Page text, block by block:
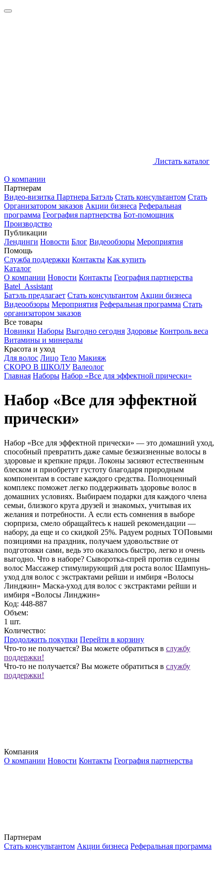
Листать каталог
О компании
Партнерам
Видео-визитка Партнера Батэль Стать консультантом Стать
Организатором заказов Акции бизнеса Реферальная
программа География партнерства Бот-помощник
Производство
Публикации
Лендинги Новости Блог Видеообзоры Мероприятия
Помощь
Служба поддержки Контакты Как купить
Каталог
О компании Новости Контакты География партнерства
Batel_Assistant
Батэль предлагает Стать консультантом Акции бизнеса
Видеообзоры Мероприятия Реферальная программа Стать
организатором заказов
Все товары
Новинки Наборы Выгодно сегодня Здоровье Контроль веса
Витамины и минералы
Красота и уход
Для волос Лицо Тело Макияж
СКОРО В ШКОЛУ Валеолог
Главная Наборы Набор «Все для эффектной прически»
Набор «Все для эффектной
прически»
Набор «Все для эффектной прически» — это домашний уход,
способный превратить даже самые безжизненные волосы в
здоровые и крепкие пряди. Локоны засияют естественным
блеском и приобретут густоту благодаря природным
компонентам в составе каждого средства. Полноценный
комплекс поможет легко поддерживать здоровье волос в
домашних условиях. Выбираем подарки для каждого члена
семьи, близкого круга друзей и знакомых, учитывая их
желания и потребности. А если есть сомнения в выборе
сюрприза, смело обращайтесь к нашей рекомендации —
набору, да еще и со скидкой 25%. Радуем родных ТОПовыми
позициями на праздник, получаем удовольствие от
подготовки сами, ведь это оказалось быстро, легко и очень
выгодно. Что в наборе? Сыворотка-спрей против седины
волос Массажер стимулирующий для роста волос Шампунь-
уход для волос с экстрактами рейши и имбиря «Волосы
Линджин» Маска-уход для волос с экстрактами рейши и
имбиря «Волосы Линджин»
Код: 448-887
Объем:
1 шт.
Количество:
Продолжить покупки Перейти в корзину
Что-то не получается? Вы можете обратиться в службу
поддержки!
Что-то не получается? Вы можете обратиться в службу
поддержки!
Компания
О компании Новости Контакты География партнерства
Партнерам
Стать консультантом Акции бизнеса Реферальная программа